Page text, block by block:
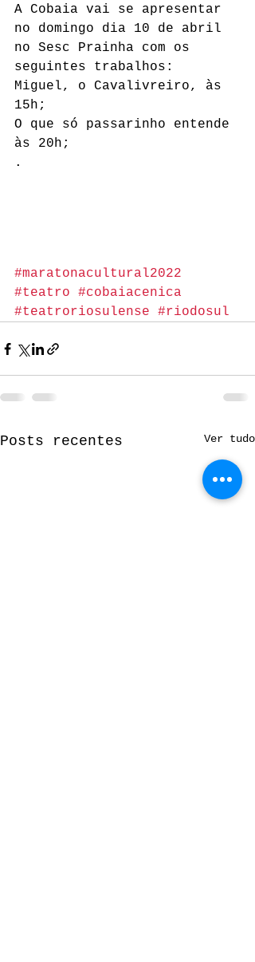
A Cobaia vai se apresentar
no domingo dia 10 de abril
no Sesc Prainha com os
seguintes trabalhos:
Miguel, o Cavalivreiro, às
15h;
O que só passarinho entende
às 20h;
.
#maratonacultural2022
#teatro
#cobaiacenica
#teatroriosulense
#riodosul
Posts recentes Ver tudo